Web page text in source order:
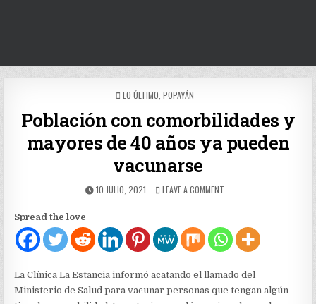
POSTED
LO ÚLTIMO POPAYÁN
Población con comorbilidades y
mayores de 40 años ya pueden
vacunarse
PUBLISHED
10 JULIO, 2021 LEAVE A COMMENTON
COMORBILIDADES
Y
MAYORES
40
AÑOS
YA
Spread the love
La Clínica La Estancia informó acatando el llamado del
Ministerio de Salud para vacunar personas que tengan algún